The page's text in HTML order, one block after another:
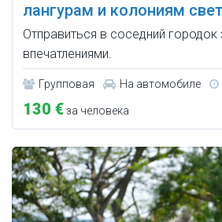
лангурам и колониям
Отправиться в соседний
впечатлениями.
Групповая На автомобиле
130 €за человека